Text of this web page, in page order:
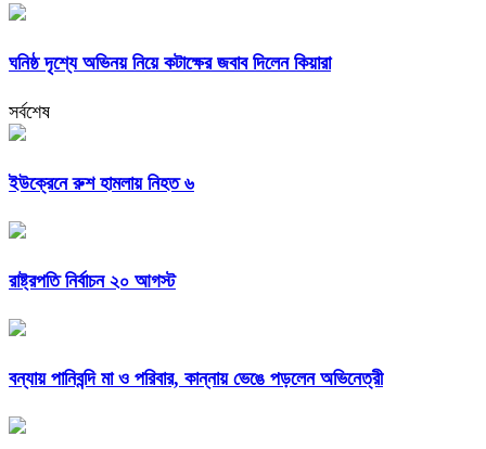
ঘনিষ্ঠ দৃশ্যে অভিনয় নিয়ে কটাক্ষের জবাব দিলেন কিয়ারা
সর্বশেষ
ইউক্রেনে রুশ হামলায় নিহত ৬
রাষ্ট্রপতি নির্বাচন ২০ আগস্ট
বন্যায় পানিবন্দি মা ও পরিবার, কান্নায় ভেঙে পড়লেন অভিনেত্রী